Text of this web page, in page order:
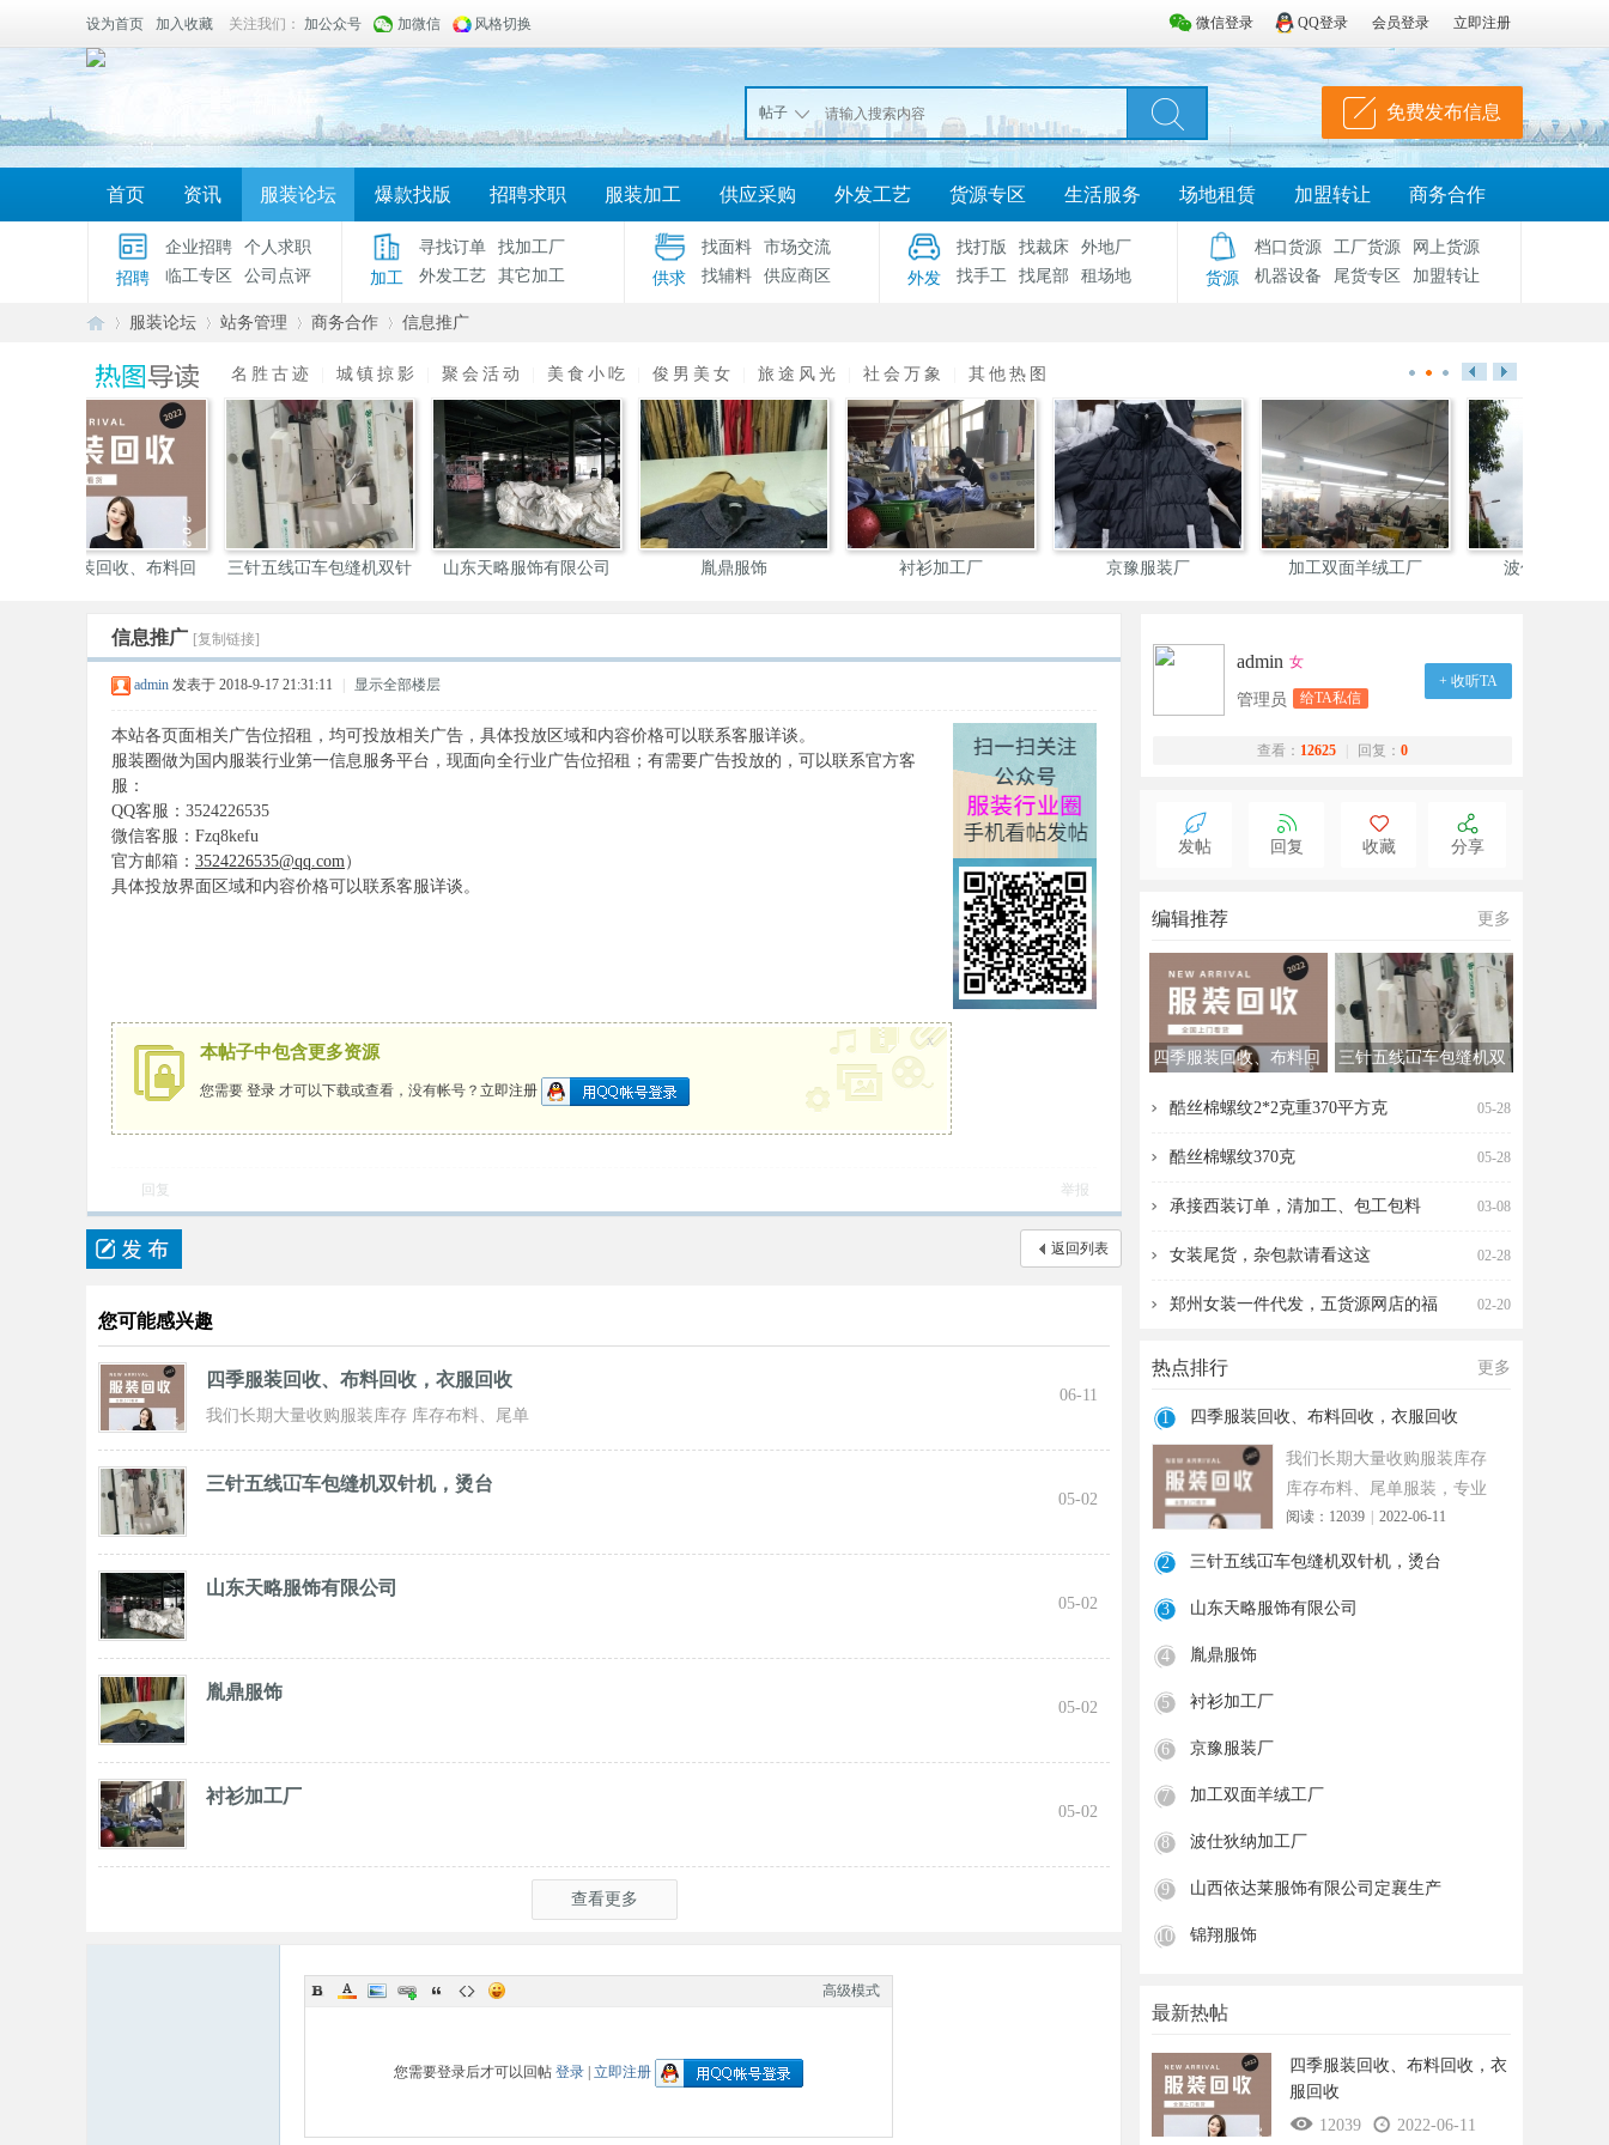
微信登录 QQ登录 会员登录 立即注册
设为首页 加入收藏 关注我们： 加公众号 加微信 风格切换
帖子 免费发布信息
首页 资讯 服装论坛 爆款找版 招聘求职 服装加工 供应采购 外发工艺 货源专区 生活服务 场地租赁 加盟转让 商务合作
招聘
企业招聘
个人求职
临工专区
公司点评 加工
寻找订单
找加工厂
外发工艺
其它加工 供求
找面料
市场交流
找辅料
供应商区 外发
找打版 找裁床
外地厂
找手工
找尾部 租场地 货源
档口货源 工厂货源
网上货源
机器设备
尾货专区 加盟转让
服
装
»
服装论坛 站务管理
›
商务合作 信息推广
名胜古迹 城镇掠影 聚会活动 美食小吃 俊男美女 旅途风光 社会万象 其他热图
波仕狄纳加工厂
山西依达莱服饰有限公司
锦翔服饰 北京明哲服装厂 宏发服饰 德州依诺服装
信息推广 [复制链接]
admin 发表于 2018-9-17 21:31:11 显示全部楼层
本站各页面相关广告位招租，均可投放相关广告，具体投放区域和内容价格可以联系客服详谈。
服装圈做为国内服装行业第一信息服务平台，现面向全行业广告位招租；有需要广告投放的，可以联系官方客
服：
QQ客服：3524226535
微信客服：Fzq8kefu
官方邮箱： 3524226535@qq.com）
具体投放界面区域和内容价格可以联系客服详谈。
本帖子中包含更多资源
您需要 登录 才可以下载或查看，没有帐号？ 立即注册
x
回复 举报
返回列表
您可能感兴趣
四季服装回收、布料回收，衣服回收
我们长期大量收购服装库存 库存布料、尾单
服装，专业诚信共赢， 实力雄厚 ！ 长期面向
06-11
三针五线冚车包缝机双针机，烫台
05-02
山东天略服饰有限公司
05-02
胤鼎服饰
05-02
衬衫加工厂
05-02
查看更多
高级模式
您需要登录后才可以回帖 登录 立即注册
admin 女
管理员 给TA私信
+ 收听TA
查看： 12625 回复： 0
发帖 回复 收藏 分享
编辑推荐 更多
四季服装回收、布料回
三针五线冚车包缝机双
酷丝棉螺纹2*2克重370平方克
05-28
酷丝棉螺纹370克 05-28
承接西装订单，清加工、包工包料 03-08
女装尾货，杂包款请看这这 02-28
郑州女装一件代发，五货源网店的福 02-20
热点排行 更多
1 四季服装回收、布料回收，衣服回收
我们长期大量收购服装库存
库存布料、尾单服装，专业
诚信共赢， 实力雄厚 ！ 长期
面向
阅读：12039 2022-06-11
2 三针五线冚车包缝机双针机，烫台
3 山东天略服饰有限公司
4 胤鼎服饰
5 衬衫加工厂
6 京豫服装厂
7 加工双面羊绒工厂
8 波仕狄纳加工厂
9 山西依达莱服饰有限公司定襄生产
10 锦翔服饰
最新热帖
四季服装回收、布料回收，衣
服回收
12039
2022-06-11